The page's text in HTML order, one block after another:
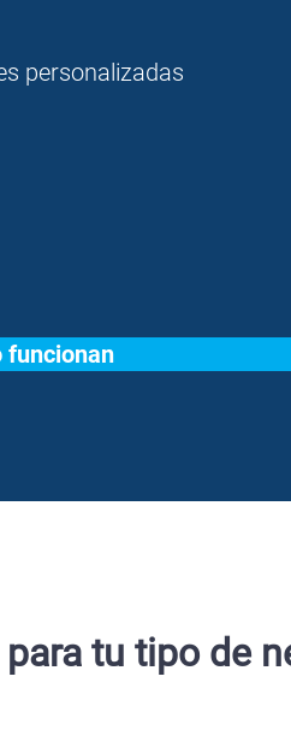
personalizadas
funcionan
tu tipo de